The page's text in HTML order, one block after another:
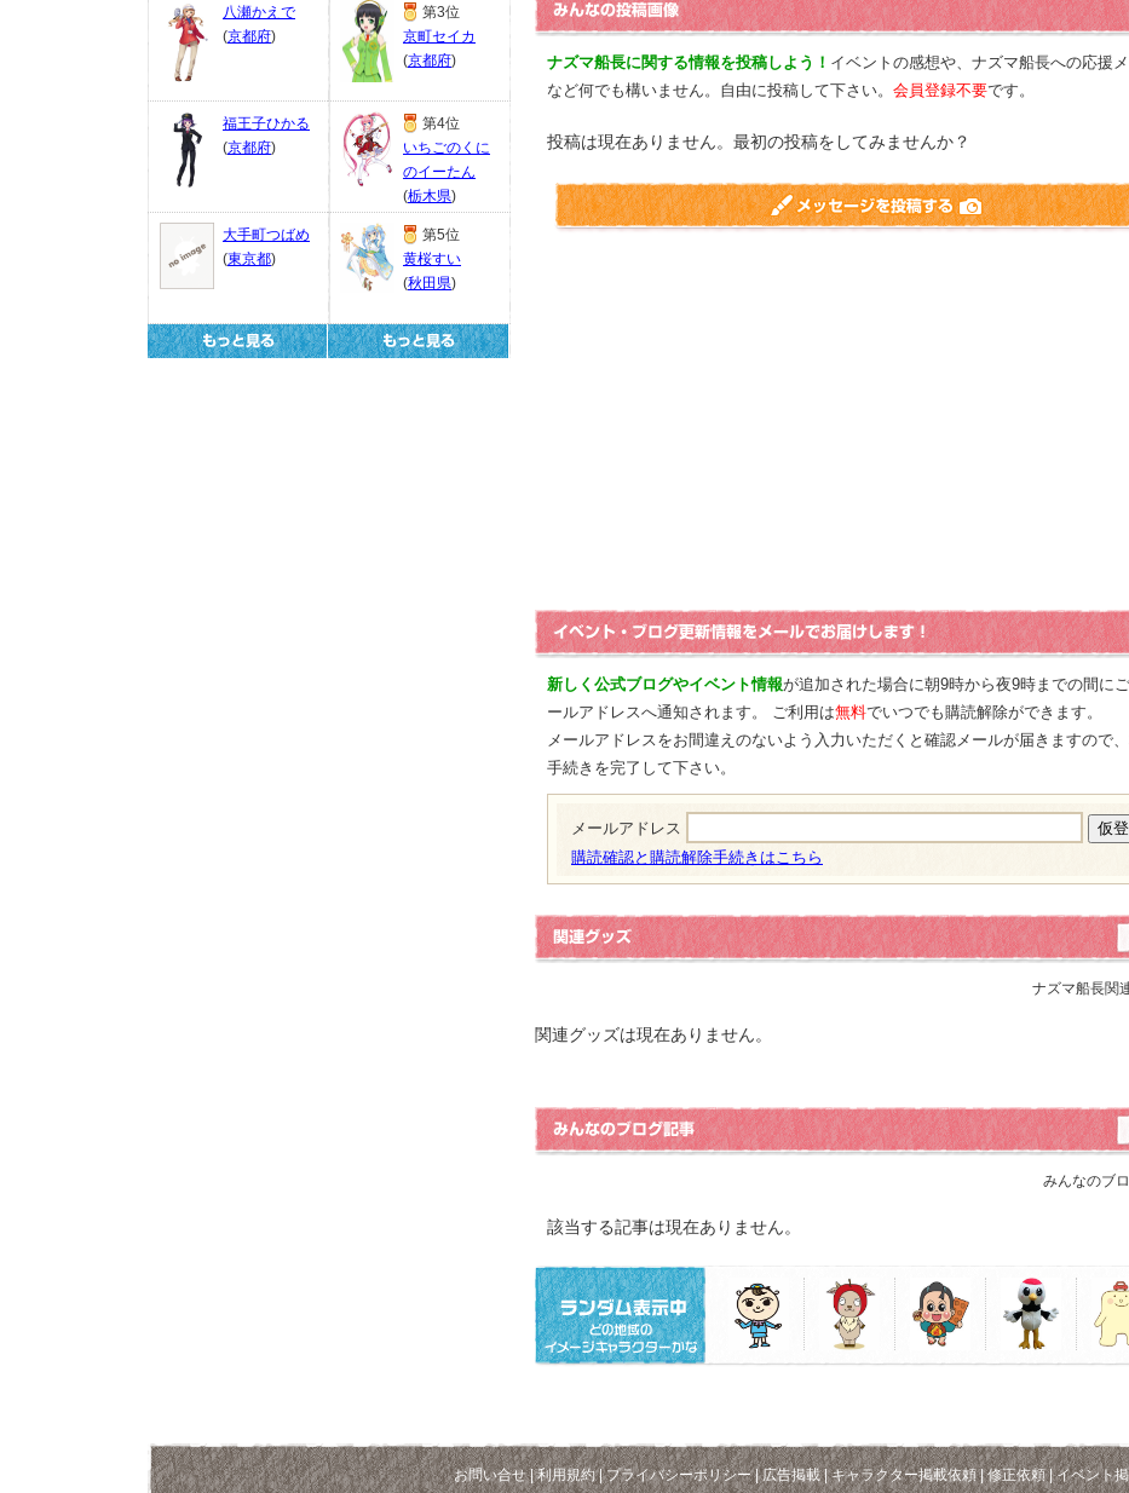
八瀬かえで
(京都府)
福王子ひかる
(京都府)
大手町つばめ
(東京都)
第3位
京町セイカ
(京都府)
第4位
いちごのくに
のイーたん
(栃木県)
第5位
黄桜すい
(秋田県)
ナズマ船長に関する情報を投稿しよう！ イベントの感想や、ナズマ船長への応援
など何でも構いません。自由に投稿して下さい。 会員登録不要です。
投稿は現在ありません。最初の投稿をしてみませんか？
新しく公式ブログやイベント情報が追加された場合に朝9時から夜9時までの間に
ールアドレスへ通知されます。 ご利用は無料でいつでも購読解除ができます。
メールアドレスをお間違えのないよう入力いただくと確認メールが届きますので
手続きを完了して下さい。
メールアドレス
購読確認と購読解除手続きはこちら
ナズマ船長関
関連グッズは現在ありません。
みんなのブ
該当する記事は現在ありません。
お問い合せ|利用規約|プライバシーポリシー|広告掲載|キャラクター掲載依頼|修正依頼|イベント